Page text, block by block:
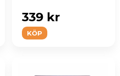
KÖP
339 kr